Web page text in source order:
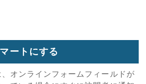
ートにする
オンラインフォームフィールドが